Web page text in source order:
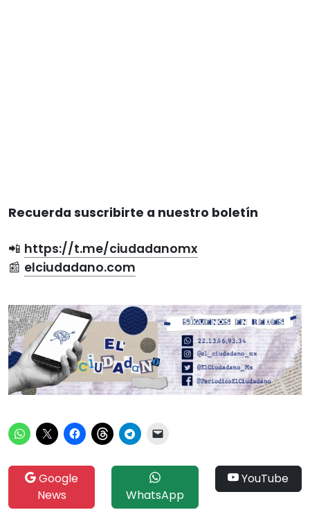
Recuerda suscribirte a nuestro boletín
📲 https://t.me/ciudadanomx
📰 elciudadano.com
Google
News
WhatsApp
YouTube